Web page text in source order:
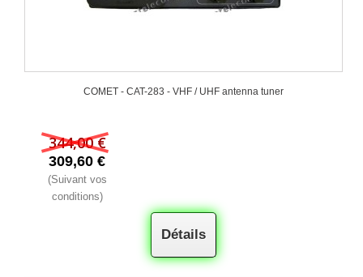
COMET - CAT-283 - VHF / UHF antenna tuner
344,00 €
309,60 €
(Suivant vos
conditions)
Détails